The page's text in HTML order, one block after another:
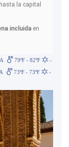
la capital
incluida en
79ºF - 82ºF
-
73ºF - 73ºF
-